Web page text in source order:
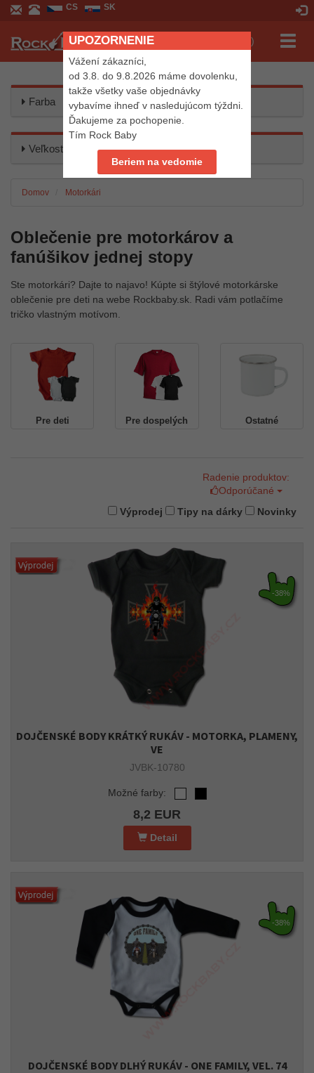
UPOZORNENIE
Vážení zákazníci,
od 3.8. do 9.8.2026 máme dovolenku,
takže všetky vaše objednávky
vybavíme ihneď v nasledujúcom týždni.
Ďakujeme za pochopenie.
Tím Rock Baby
Beriem na vedomie
CS SK
Košík (0,0 EUR)
Farba
Veľkosť
Domov Motorkári
Oblečenie pre motorkárov a
fanúšikov jednej stopy
Ste motorkári? Dajte to najavo! Kúpte si štýlové motorkárske
oblečenie pre deti na webe Rockbaby.sk. Radi vám potlačíme
tričko vlastným motívom.
Pre deti Pre dospelých Ostatné
Radenie produktov:
Odporúčané
Výprodej
Tipy na dárky Novinky
-38%
DOJČENSKÉ BODY KRÁTKÝ RUKÁV - MOTORKA, PLAMENY,
VE
JVBK-10780
Možné farby:
8,2 EUR
Detail
-38%
DOJČENSKÉ BODY DLHÝ RUKÁV - ONE FAMILY, VEL. 74